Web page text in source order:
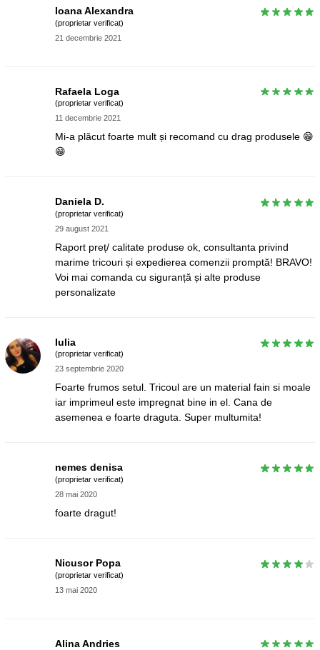
Ioana Alexandra
(proprietar verificat)
21 decembrie 2021
Rafaela Loga
(proprietar verificat)
11 decembrie 2021
Mi-a plăcut foarte mult și recomand cu drag produsele 😁
😁
Daniela D.
(proprietar verificat)
29 august 2021
Raport preț/ calitate produse ok, consultanta privind
marime tricouri și expedierea comenzii promptă! BRAVO!
Voi mai comanda cu siguranță și alte produse
personalizate
Iulia
(proprietar verificat)
23 septembrie 2020
Foarte frumos setul. Tricoul are un material fain si moale
iar imprimeul este impregnat bine in el. Cana de
asemenea e foarte draguta. Super multumita!
nemes denisa
(proprietar verificat)
28 mai 2020
foarte dragut!
Nicusor Popa
(proprietar verificat)
13 mai 2020
Alina Andries